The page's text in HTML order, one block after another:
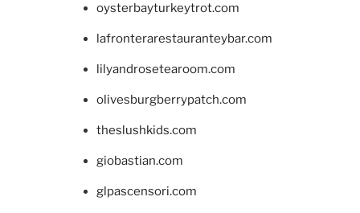
oysterbayturkeytrot.com
lafronterarestauranteybar.com
lilyandrosetearoom.com
olivesburgberrypatch.com
theslushkids.com
giobastian.com
glpascensori.com